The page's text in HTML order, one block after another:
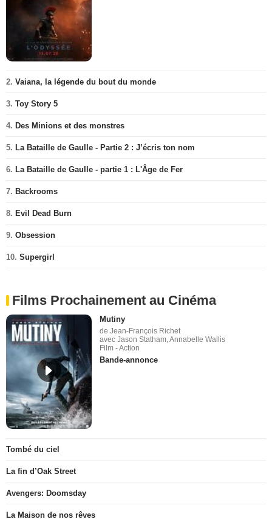
2. Vaiana, la légende du bout du monde
3. Toy Story 5
4. Des Minions et des monstres
5. La Bataille de Gaulle - Partie 2 : J’écris ton nom
6. La Bataille de Gaulle - partie 1 : L'Âge de Fer
7. Backrooms
8. Evil Dead Burn
9. Obsession
10. Supergirl
Films Prochainement au Cinéma
Mutiny
de Jean-François Richet
avec Jason Statham, Annabelle Wallis
Film - Action
Bande-annonce
Tombé du ciel
La fin d’Oak Street
Avengers: Doomsday
La Maison de nos rêves